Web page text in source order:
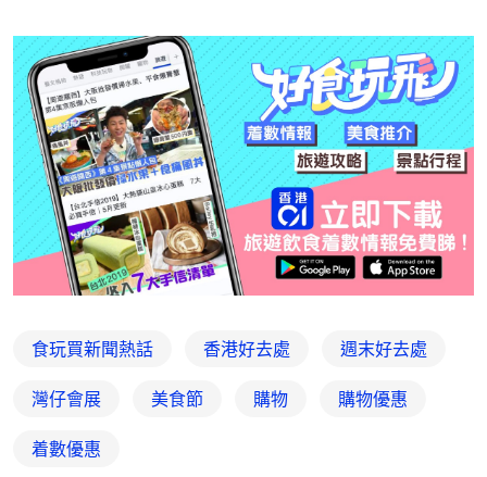
食玩買新聞熱話 香港好去處 週末好去處
灣仔會展 美食節 購物 購物優惠
着數優惠